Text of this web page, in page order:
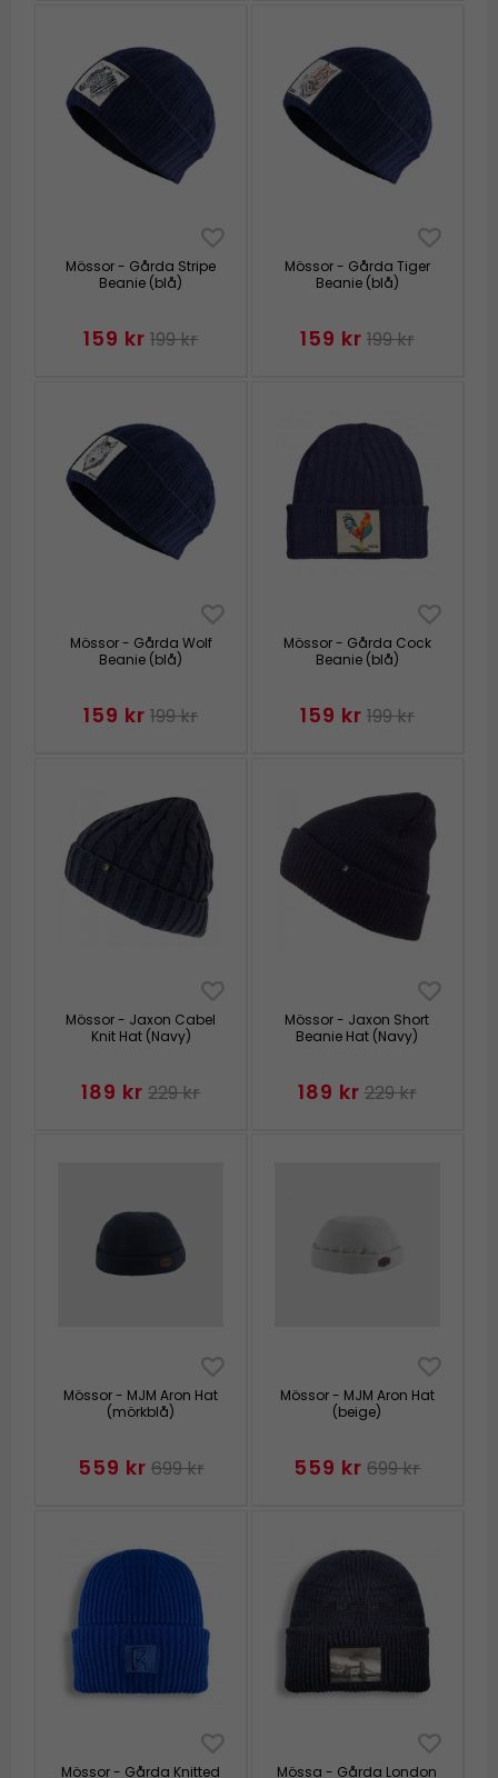
Mössor - Gårda Stripe
Beanie (blå)
159 kr 199 kr
Mössor - Gårda Tiger
Beanie (blå)
159 kr 199 kr
Mössor - Gårda Wolf
Beanie (blå)
159 kr 199 kr
Mössor - Gårda Cock
Beanie (blå)
159 kr 199 kr
Mössor - Jaxon Cabel
Knit Hat (Navy)
189 kr 229 kr
Mössor - Jaxon Short
Beanie Hat (Navy)
189 kr 229 kr
Mössor - MJM Aron Hat
(mörkblå)
559 kr 699 kr
Mössor - MJM Aron Hat
(beige)
559 kr 699 kr
Mössor - Gårda Knitted Mössa - Gårda London